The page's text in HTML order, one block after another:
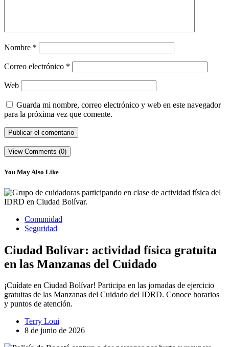
Nombre *
Correo electrónico *
Web
Guarda mi nombre, correo electrónico y web en este navegador
para la próxima vez que comente.
View Comments (0)
You May Also Like
Comunidad
Seguridad
Ciudad Bolívar: actividad física gratuita
en las Manzanas del Cuidado
¡Cuídate en Ciudad Bolívar! Participa en las jornadas de ejercicio
gratuitas de las Manzanas del Cuidado del IDRD. Conoce horarios
y puntos de atención.
Terry Loui
8 de junio de 2026